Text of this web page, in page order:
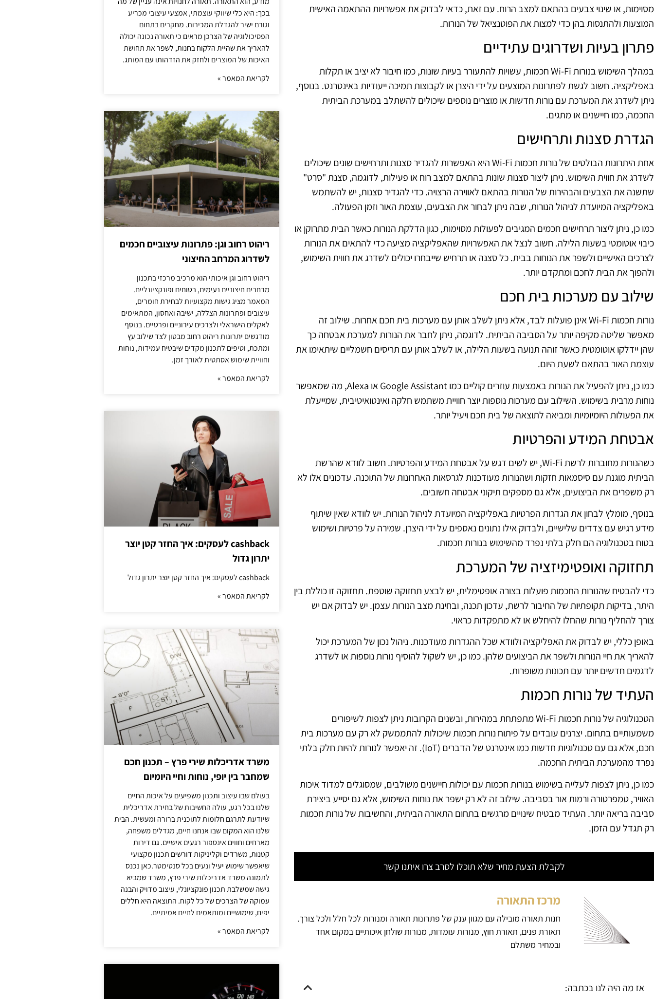
מסוימות, או שינוי צבעים בהתאם למצב הרוח. עם זאת, כדאי לבדוק את אפשרויות ההתאמה האישית
המוצעות ולהתנסות בהן כדי למצות את הפוטנציאל של הנורות.
פתרון בעיות ושדרוגים עתידיים
במהלך השימוש בנורות Wi-Fi חכמות, עשויות להתעורר בעיות שונות, כמו חיבור לא יציב או תקלות
באפליקציה. חשוב לגשת לפתרונות המוצעים על ידי היצרן או לקבוצות תמיכה ייעודיות באינטרנט. בנוסף,
ניתן לשדרג את המערכת עם נורות חדשות או מוצרים נוספים שיכולים להשתלב במערכת הביתית
החכמה, כמו חיישנים או מתגים.
הגדרת סצנות ותרחישים
אחת היתרונות הבולטים של נורות חכמות Wi-Fi היא האפשרות להגדיר סצנות ותרחישים שונים שיכולים
לשדרג את חווית השימוש. ניתן ליצור סצנות שונות בהתאם למצב רוח או פעילות, לדוגמה, סצנת "סרט"
שתשנה את הצבעים והבהירות של הנורות בהתאם לאווירה הרצויה. כדי להגדיר סצנות, יש להשתמש
באפליקציה המיועדת לניהול הנורות, שבה ניתן לבחור את הצבעים, עוצמת האור וזמן הפעולה.
כמו כן, ניתן ליצור תרחישים חכמים המגיבים לפעולות מסוימות, כגון הדלקת הנורות כאשר הבית מתרוקן או
כיבוי אוטומטי בשעות הלילה. חשוב לנצל את האפשרויות שהאפליקציה מציעה כדי להתאים את הנורות
לצרכים האישיים ולשפר את הנוחות בבית. כל סצנה או תרחיש שייבחרו יכולים לשדרג את חווית השימוש,
ולהפוך את הבית לחכם ומתקדם יותר.
שילוב עם מערכות בית חכם
נורות חכמות Wi-Fi אינן פועלות לבד, אלא ניתן לשלב אותן עם מערכות בית חכם אחרות. שילוב זה
מאפשר שליטה מקיפה יותר על הסביבה הביתית. לדוגמה, ניתן לחבר את הנורות למערכת אבטחה כך
שהן יידלקו אוטומטית כאשר זוהה תנועה בשעות הלילה, או לשלב אותן עם תריסים חשמליים שיתאימו את
עוצמת האור בהתאם לשעת היום.
כמו כן, ניתן להפעיל את הנורות באמצעות עוזרים קוליים כמו Google Assistant או Alexa, מה שמאפשר
נוחות מרבית בשימוש. השילוב עם מערכות נוספות יוצר חוויית משתמש חלקה ואינטואיטיבית, שמייעלת
את הפעולות היומיומיות ומביאה לתוצאה של בית חכם ויעיל יותר.
אבטחת המידע והפרטיות
כשהנורות מחוברות לרשת Wi-Fi, יש לשים דגש על אבטחת המידע והפרטיות. חשוב לוודא שהרשת
הביתית מוגנת עם סיסמאות חזקות ושהנורות מעודכנות לגרסאות האחרונות של התוכנה. עדכונים אלו לא
רק משפרים את הביצועים, אלא גם מספקים תיקוני אבטחה חשובים.
בנוסף, מומלץ לבחון את הגדרות הפרטיות באפליקציה המיועדת לניהול הנורות. יש לוודא שאין שיתוף
מידע רגיש עם צדדים שלישיים, ולבדוק אילו נתונים נאספים על ידי היצרן. שמירה על פרטיות ושימוש
בטוח בטכנולוגיה הם חלק בלתי נפרד מהשימוש בנורות חכמות.
תחזוקה ואופטימיזציה של המערכת
כדי להבטיח שהנורות החכמות פועלות בצורה אופטימלית, יש לבצע תחזוקה שוטפת. תחזוקה זו כוללת בין
היתר, בדיקות תקופתיות של החיבור לרשת, עדכון תכנה, ובחינת מצב הנורות עצמן. יש לבדוק אם יש
צורך להחליף נורות שהחלו להיחלש או לא מתפקדות כראוי.
באופן כללי, יש לבדוק את האפליקציה ולוודא שכל ההגדרות מעודכנות. ניהול נכון של המערכת יכול
להאריך את חיי הנורות ולשפר את הביצועים שלהן. כמו כן, יש לשקול להוסיף נורות נוספות או לשדרג
לדגמים חדשים יותר עם תכונות משופרות.
העתיד של נורות חכמות
הטכנולוגיה של נורות חכמות Wi-Fi מתפתחת במהירות, ובשנים הקרובות ניתן לצפות לשיפורים
משמעותיים בתחום. יצרנים עובדים על פיתוח נורות חכמות שיכולות להתממשק לא רק עם מערכות בית
חכם, אלא גם עם טכנולוגיות חדשות כמו אינטרנט של הדברים (IoT). זה יאפשר לנורות להיות חלק בלתי
נפרד מהמערכת הביתית החכמה.
כמו כן, ניתן לצפות לעלייה בשימוש בנורות חכמות עם יכולות חיישנים משולבים, שמסוגלים למדוד איכות
האוויר, טמפרטורה ורמות אור בסביבה. שילוב זה לא רק ישפר את נוחות השימוש, אלא גם יסייע ביצירת
סביבה בריאה יותר. העתיד מבטיח שינויים מרגשים בתחום התאורה הביתית, והחשיבות של נורות חכמות
רק תגדל עם הזמן.
לקבלת הצעת מחיר שלא תוכלו לסרב צרו איתנו קשר
מרכז התאורה
חנות תאורה מובילה עם מגוון ענק של פתרונות תאורה ומנורות לכל חלל ולכל צורך.
תאורת פנים, תאורת חוץ, מנורות עומדות, מנורות שולחן איכותיים במקום אחד
ובמחיר משתלם
אז מה היה לנו בכתבה:
בכך: היא כלי שיווקי עוצמתי, אמצעי עיצובי מכריע
וגורם ישיר להגדלת המכירות. מחקרים בתחום
הפסיכולוגיה של הצרכן מראים כי תאורה נכונה יכולה
להאריך את שהיית הלקוח בחנות, לשפר את תחושת
האיכות של המוצרים ולחזק את הזדהותו עם המותג.
לקריאת המאמר »
ריהוט רחוב וגן: פתרונות עיצוביים חכמים
לשדרוג המרחב החיצוני
ריהוט רחוב וגן איכותי הוא מרכיב מרכזי בתכנון
מרחבים חיצוניים נעימים, בטוחים ופונקציונליים.
המאמר מציג גישות מקצועיות לבחירת חומרים,
עיצובים ופתרונות הצללה, ישיבה ואחסון, המתאימים
לאקלים הישראלי ולצרכים עירוניים ופרטיים. בנוסף
מודגשים יתרונות ריהוט רחוב מבטון לצד שילוב עץ
ומתכת, וטיפים לתכנון מקדים שיבטיח עמידות, נוחות
וחוויית שימוש אסתטית לאורך זמן.
לקריאת המאמר »
cashback לעסקים: איך החזר קטן יוצר
יתרון גדול
cashback לעסקים: איך החזר קטן יוצר יתרון גדול
לקריאת המאמר »
משרד אדריכלות שירי פרץ – תכנון חכם
שמחבר בין יופי, נוחות וחיי היומיום
בעולם שבו עיצוב ותכנון משפיעים על איכות החיים
שלנו בכל רגע, עולה החשיבות של בחירת אדריכלית
שיודעת לתרגם חלומות לתוכנית ברורה ומעשית. הבית
שלנו הוא המקום שבו אנחנו חיים, מגדלים משפחה,
מארחים וחווים אינספור רגעים אישיים. גם דירות
קטנות, משרדים וקליניקות דורשים תכנון מקצועי
שיאפשר שימוש יעיל ונעים בכל סנטימטר.כאן נכנס
לתמונה משרד אדריכלות שירי פרץ, משרד שמביא
גישה שמשלבת תכנון פונקציונלי, עיצוב מדויק והבנה
עמוקה של הצרכים של כל לקוח. התוצאה היא חללים
יפים, שימושיים ומותאמים לחיים אמיתיים.
לקריאת המאמר »